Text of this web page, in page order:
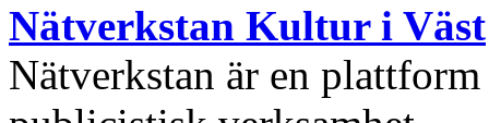
Nätverkstan Kultur i Väst
Nätverkstan är en